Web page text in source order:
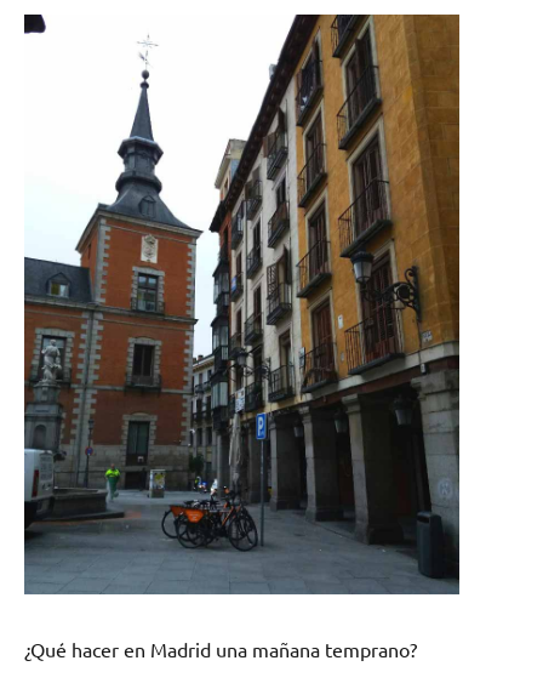
¿Qué hacer en Madrid una mañana temprano?